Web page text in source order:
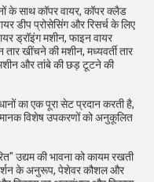
के साथ कॉपर वायर, कॉपर क्लैड
डीप प्रोसेसिंग और रिसर्च के लिए
ड्रॉइंग मशीन, फाइन वायर
खींचने की मशीन, मध्यवर्ती तार
और तांबे की छड़ टूटने की
का एक पूरा सेट प्रदान करती है,
विशेष उपकरणों को अनुकूलित
उद्यम की भावना को कायम रखती
दर्शन के अनुरूप, पेशेवर कौशल और